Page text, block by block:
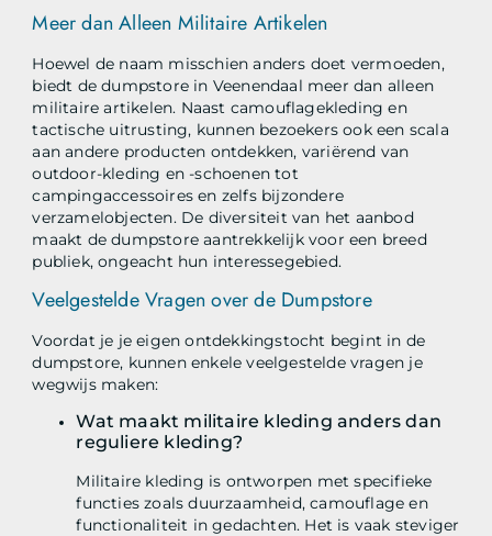
Meer dan Alleen Militaire Artikelen
Hoewel de naam misschien anders doet vermoeden,
biedt de dumpstore in Veenendaal meer dan alleen
militaire artikelen. Naast camouflagekleding en
tactische uitrusting, kunnen bezoekers ook een scala
aan andere producten ontdekken, variërend van
outdoor-kleding en -schoenen tot
campingaccessoires en zelfs bijzondere
verzamelobjecten. De diversiteit van het aanbod
maakt de dumpstore aantrekkelijk voor een breed
publiek, ongeacht hun interessegebied.
Veelgestelde Vragen over de Dumpstore
Voordat je je eigen ontdekkingstocht begint in de
dumpstore, kunnen enkele veelgestelde vragen je
wegwijs maken:
Wat maakt militaire kleding anders dan
reguliere kleding?
Militaire kleding is ontworpen met specifieke
functies zoals duurzaamheid, camouflage en
functionaliteit in gedachten. Het is vaak steviger